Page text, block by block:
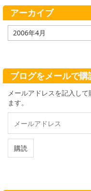
ー
アーカイブ
ア
ー
ブ
ブログをメールで購
メールアドレスを記入し
ます。
ル
ド
購読